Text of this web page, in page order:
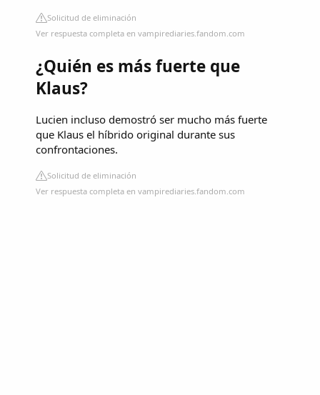
Solicitud de eliminación
Ver respuesta completa en vampirediaries.fandom.com
¿Quién es más fuerte que
Klaus?
Lucien incluso demostró ser mucho más fuerte
que Klaus el híbrido original durante sus
confrontaciones.
Solicitud de eliminación
Ver respuesta completa en vampirediaries.fandom.com